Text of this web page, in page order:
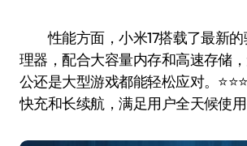
性能方面，小米17搭载了最新的
理器，配合大容量内存和高速存储
公还是大型游戏都能轻松应对。
快充和长续航，满足用户全天候使用